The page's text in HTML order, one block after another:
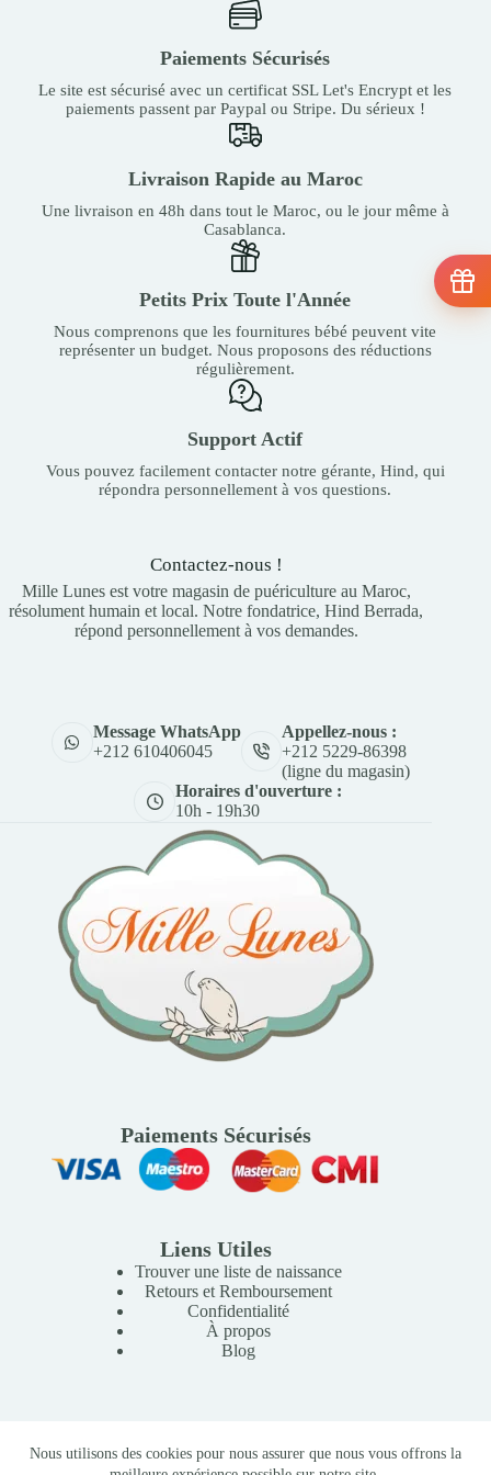
Nous utilisons des cookies pour nous assurer que nous vous offrons la
Paiements Sécurisés
Le site est sécurisé avec un certificat SSL Let's Encrypt et les
paiements passent par Paypal ou Stripe. Du sérieux !
Livraison Rapide au Maroc
Une livraison en 48h dans tout le Maroc, ou le jour même à
Casablanca.
Petits Prix Toute l'Année
Nous comprenons que les fournitures bébé peuvent vite
représenter un budget. Nous proposons des réductions
régulièrement.
Support Actif
Vous pouvez facilement contacter notre gérante, Hind, qui
répondra personnellement à vos questions.
Contactez-nous !
Mille Lunes est votre magasin de puériculture au Maroc,
résolument humain et local. Notre fondatrice, Hind Berrada,
répond personnellement à vos demandes.
Message WhatsApp
+212 610406045
Appellez-nous :
+212 5229-86398
(ligne du magasin)
Horaires d'ouverture :
10h - 19h30
Paiements Sécurisés
Liens Utiles
Trouver une liste de naissance
Retours et Remboursement
Confidentialité
À propos
Blog
Copyright © 2026 Mille Lunes - Création du site :
Baptiste
-Conditions Générales de Vente